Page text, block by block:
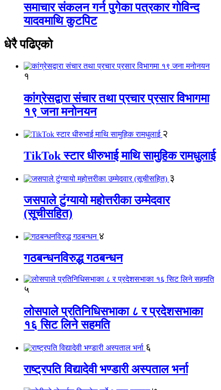
समाचार संकलन गर्न पुगेका पत्रकार गोविन्द
यादवमाथि कुटपिट
धेरै पढिएको
१
कांग्रेसद्वारा संचार तथा प्रचार प्रसार विभागमा
१९ जना मनोनयन
२
TikTok स्टार धीरुभाई माथि सामुहिक रामधुलाई
३
जसपाले टुंग्यायो महोत्तरीका उम्मेदवार
(सूचीसहित)
४
गठबन्धनविरुद्ध गठबन्धन
५
लोसपाले प्रतिनिधिसभाका ८ र प्रदेशसभाका
१६ सिट लिने सहमति
६
राष्ट्रपति विद्यादेवी भण्डारी अस्पताल भर्ना